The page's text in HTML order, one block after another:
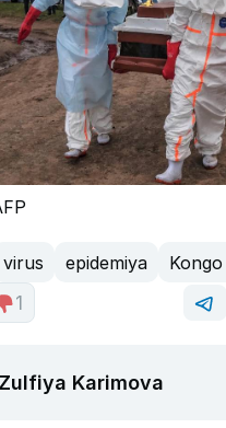
virus epidemiya
Kongo
1
Zulfiya Karimova